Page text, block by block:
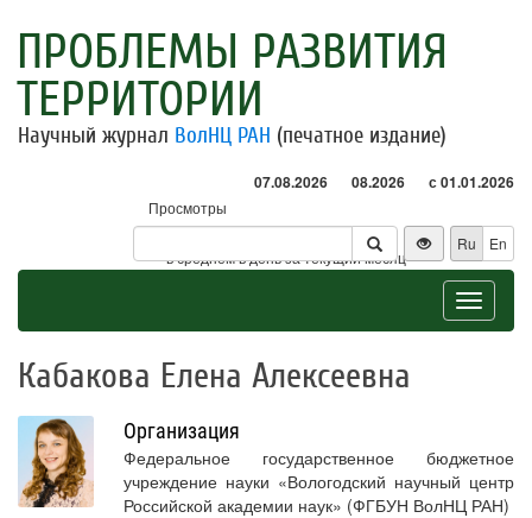
ПРОБЛЕМЫ РАЗВИТИЯ
ТЕРРИТОРИИ
Научный журнал ВолНЦ РАН (печатное издание)
07.08.2026 08.2026 с 01.01.2026
Просмотры
Посетители
* - в среднем в день за текущий месяц
Ru En
Toggle
Кабакова Елена Алексеевна
Организация
Федеральное государственное бюджетное
учреждение науки «Вологодский научный центр
Российской академии наук» (ФГБУН ВолНЦ РАН)